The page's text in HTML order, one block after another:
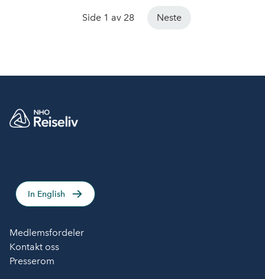
Side 1 av 28 Neste
In English
Medlemsfordeler
Kontakt oss
Presserom